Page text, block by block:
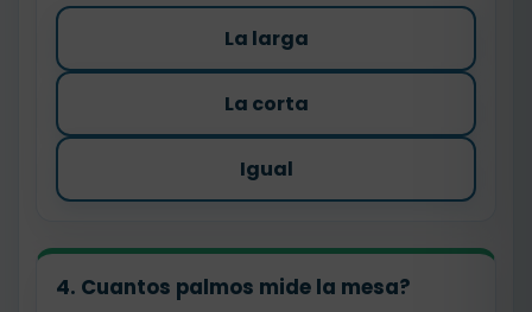
La larga
La corta
Igual
4. Cuantos palmos mide la mesa?